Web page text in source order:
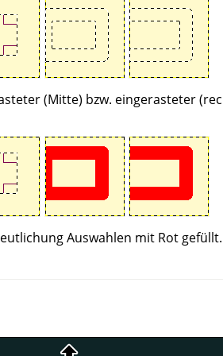
(Mitte) bzw. eingerasteter
Auswahlen mit Rot gefüllt.